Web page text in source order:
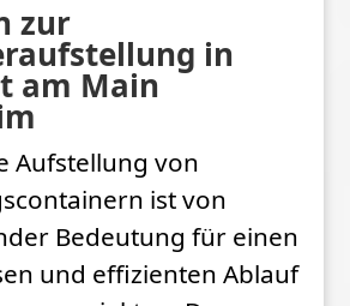
zur
in
am Main
Aufstellung von
ist von
Bedeutung für einen
und effizienten Ablauf